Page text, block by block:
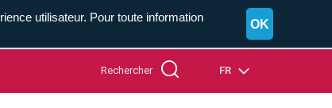
Rechercher FR
utilisateur. Pour toute information
OK